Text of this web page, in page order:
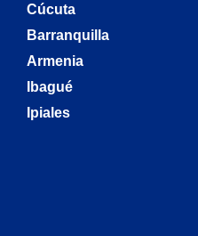
Cúcuta
Barranquilla
Armenia
Ibagué
Ipiales